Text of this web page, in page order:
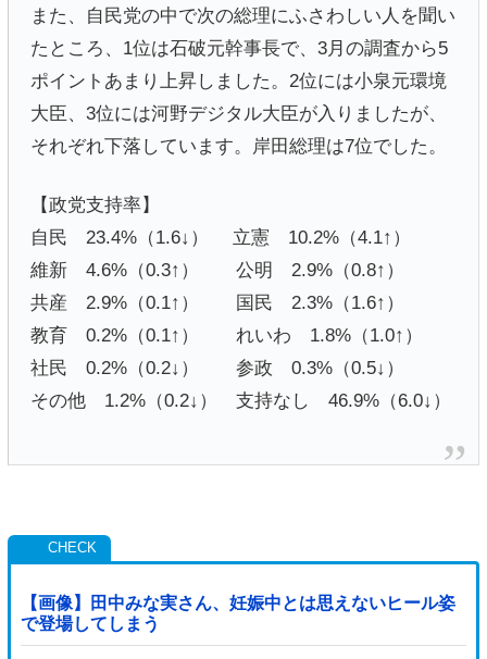
また、自民党の中で次の総理にふさわしい人を聞い
たところ、1位は石破元幹事長で、3月の調査から5
ポイントあまり上昇しました。2位には小泉元環境
大臣、3位には河野デジタル大臣が入りましたが、
それぞれ下落しています。岸田総理は7位でした。
【政党支持率】
自民 23.4%（1.6↓） 立憲 10.2%（4.1↑）
維新 4.6%（0.3↑） 公明 2.9%（0.8↑）
共産 2.9%（0.1↑） 国民 2.3%（1.6↑）
教育 0.2%（0.1↑） れいわ 1.8%（1.0↑）
社民 0.2%（0.2↓） 参政 0.3%（0.5↓）
その他 1.2%（0.2↓） 支持なし 46.9%（6.0↓）
【画像】田中みな実さん、妊娠中とは思えないヒール姿
で登場してしまう